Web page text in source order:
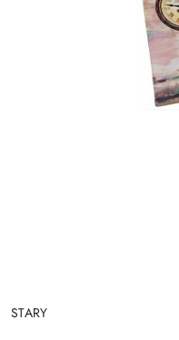
STARY